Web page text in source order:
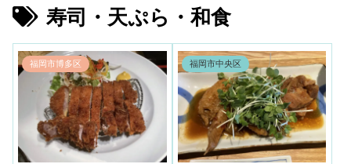
寿司・天ぷら・和食
福岡市博多区 福岡市中央区